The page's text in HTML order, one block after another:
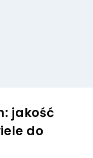
jakość
do